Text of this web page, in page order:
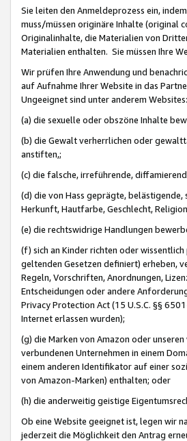
Sie leiten den Anmeldeprozess ein,
muss/müssen originäre Inhalte (original
Originalinhalte, die Materialien von
Materialien enthalten. Sie müssen Ihre
Wir prüfen Ihre Anwendung und
auf Aufnahme Ihrer Website in das
Ungeeignet sind unter anderem Websites:
(a) die sexuelle oder obszöne Inhalte
(b) die Gewalt verherrlichen oder
anstiften,;
(c) die falsche, irreführende,
(d) die von Hass geprägte,
Herkunft, Hautfarbe, Geschlecht,
(e) die rechtswidrige Handlungen
(f) sich an Kinder richten oder
geltenden Gesetzen definiert) erheben,
Regeln, Vorschriften, Anordnungen,
Entscheidungen oder andere
Privacy Protection Act (15 U.S.C. §§
Internet erlassen wurden);
(g) die Marken von Amazon oder
verbundenen Unternehmen in einem
einem anderen Identifikator auf einer
von Amazon-Marken) enthalten; oder
(h) die anderweitig geistige
Ob eine Website geeignet ist, legen wir
jederzeit die Möglichkeit den Antrag